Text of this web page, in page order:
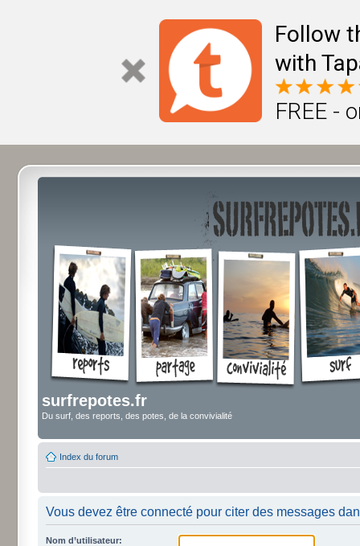
Follow
with
FREE -
surfrepotes.fr
Du surf, des reports, des potes, de la convivialité
Index du forum
Vous devez être connecté pour citer des messages
Nom d’utilisateur: